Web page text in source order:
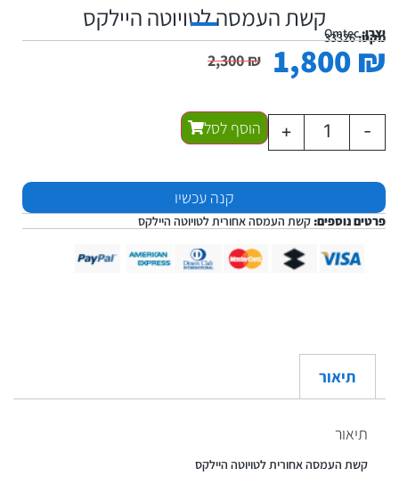
קשת העמסה לטויוטה היילקס
יצרן:Omtecמקט:33326
2,300₪ 1,800₪
-
+ הוסף לסל
קנה עכשיו
פרטים נוספים: קשת העמסה אחורית לטויוטה היילקס
תיאור
תיאור
קשת העמסה אחורית לטויוטה היילקס